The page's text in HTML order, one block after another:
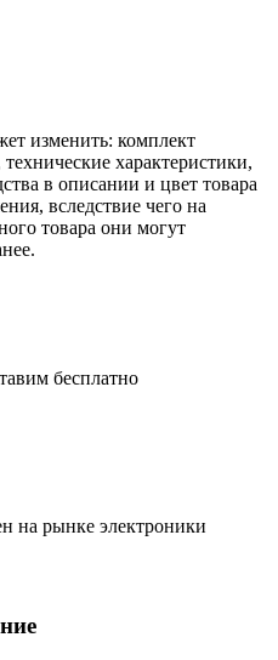
изменить: комплект
характеристики,
в описании и цвет товара
вследствие чего на
товара они могут
бесплатно
на рынке электроники